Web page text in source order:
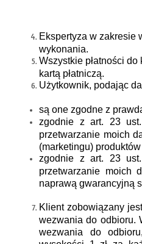
Ekspertyza w zakresie
wykonania.
Wszystkie płatności
kartą płatniczą.
Użytkownik, podając
są one zgodne z
zgodnie z art. 23
przetwarzanie moich
(marketingu) produktów
zgodnie z art. 23
przetwarzanie moich
naprawą gwarancyjną
Klient zobowiązany
wezwania do odbioru.
wezwania do